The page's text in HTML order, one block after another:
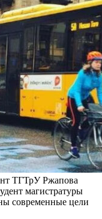
ТГТрУ Ржапова
магистратуры
современные цели